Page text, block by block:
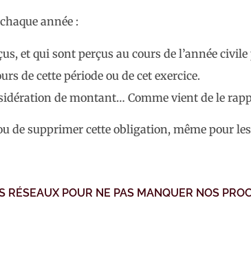
année :
et qui sont perçus au cours de l’année
de cette période ou de cet exercice.
de montant… Comme vient de le
de supprimer cette obligation, même pour
RÉSEAUX POUR NE PAS MANQUER NOS